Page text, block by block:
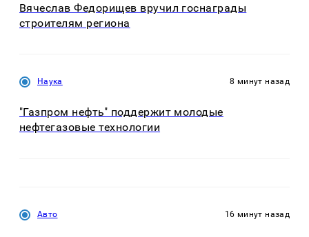
Вячеслав Федорищев вручил госнаграды
строителям региона
Наука 8 минут назад
"Газпром нефть" поддержит молодые
нефтегазовые технологии
Авто 16 минут назад